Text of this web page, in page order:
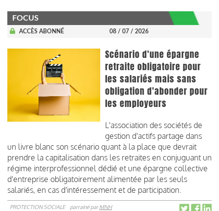
FOCUS
ACCÈS ABONNÉ 08 / 07 / 2026
Scénario d'une épargne
retraite obligatoire pour
les salariés mais sans
obligation d'abonder pour
les employeurs
L'association des sociétés de
gestion d'actifs partage dans
un livre blanc son scénario quant à la place que devrait
prendre la capitalisation dans les retraites en conjuguant un
régime interprofessionnel dédié et une épargne collective
d'entreprise obligatoirement alimentée par les seuls
salariés, en cas d'intéressement et de participation.
PROTECTION SOCIALE parrainé parMNH